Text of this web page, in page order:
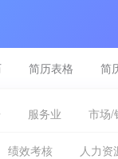
简历表格 简
服务业 市场/
绩效考核 人力资